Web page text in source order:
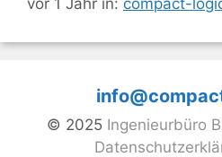
vor 1 Jahr in: compact-
© 2025 Ingenieurbüro